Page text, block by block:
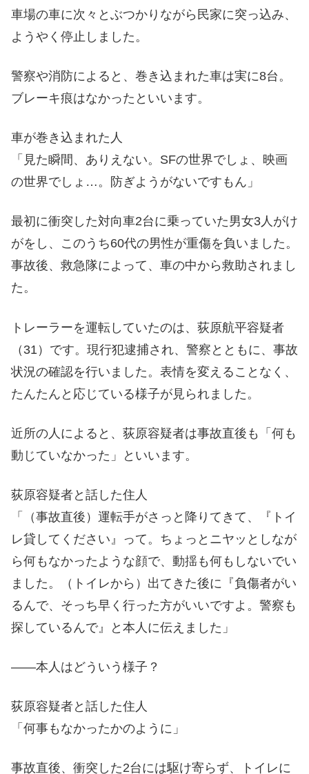
車場の車に次々とぶつかりながら民家に突っ込み、
ようやく停止しました。
警察や消防によると、巻き込まれた車は実に8台。
ブレーキ痕はなかったといいます。
車が巻き込まれた人
「見た瞬間、ありえない。SFの世界でしょ、映画
の世界でしょ…。防ぎようがないですもん」
最初に衝突した対向車2台に乗っていた男女3人がけ
がをし、このうち60代の男性が重傷を負いました。
事故後、救急隊によって、車の中から救助されまし
た。
トレーラーを運転していたのは、荻原航平容疑者
（31）です。現行犯逮捕され、警察とともに、事故
状況の確認を行いました。表情を変えることなく、
たんたんと応じている様子が見られました。
近所の人によると、荻原容疑者は事故直後も「何も
動じていなかった」といいます。
荻原容疑者と話した住人
「（事故直後）運転手がさっと降りてきて、『トイ
レ貸してください』って。ちょっとニヤッとしなが
ら何もなかったような顔で、動揺も何もしないでい
ました。（トイレから）出てきた後に『負傷者がい
るんで、そっち早く行った方がいいですよ。警察も
探しているんで』と本人に伝えました」
――本人はどういう様子？
荻原容疑者と話した住人
「何事もなかったかのように」
事故直後、衝突した2台には駆け寄らず、トイレに